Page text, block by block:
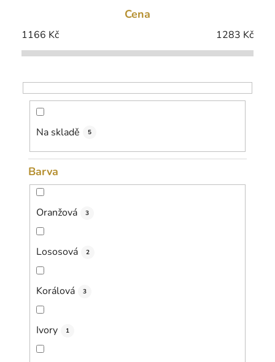
í
p
o
d
ů
Cena
1166 Kč 1283 Kč
Na skladě 5
Barva
Oranžová 3
Lososová 2
Korálová 3
Ivory 1